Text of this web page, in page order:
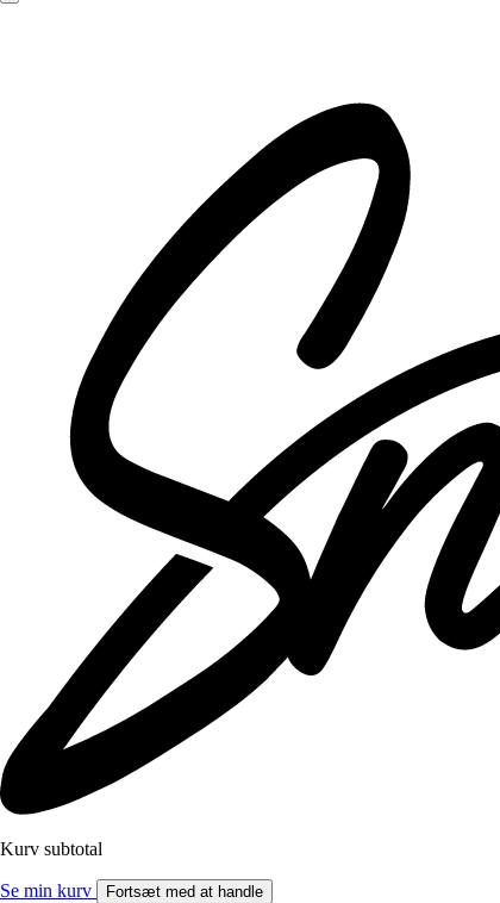
Kurv subtotal
Se min kurv Fortsæt med at handle